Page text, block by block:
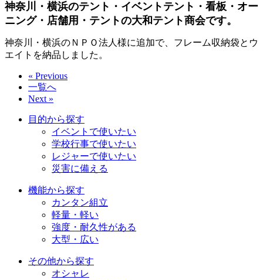
神奈川・横浜のテント・イベントテント・看板・オー
ニング・店舗用・テントの大和テント商会です。
神奈川・横浜のＮＰＯ法人様に追加で、フレーム収納袋とウ
エイトを納品しました。
« Previous
一覧へ
Next »
目的から探す
イベントで使いたい
学校行事で使いたい
レジャーで使いたい
災害に備える
機能から探す
カンタン組立
軽量・軽い
強度・耐久性がある
大型・広い
その他から探す
オシャレ